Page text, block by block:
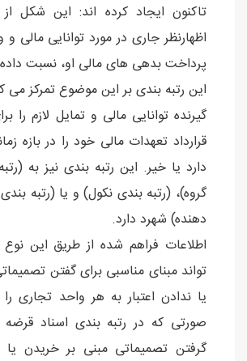
تاکنون ایجاد کرده اند: این شکل
اظهارنظر جاری در مورد توانایی مالی
پرداخت بدهی های مالی او، نسبت
این رتبه بندی بر این موضوع تمرکز می
گیرنده توانایی مالی و تمایل لازم را
قرارداد تعهدات مالی خود را در بازه
دارد یا خیر. این رتبه بندی نیز به
گروه)، (رتبه بندی نکول) و یا (رتبه بندی
دهنده) شهرد دارد.
اطلاعات فراهم شده از طریق این
تواند مبنای مناسبی برای گفتن
یا ندادن اعتبار به هر واحد تجاری
صورتی که در رتبه بندی اسناد قرضه
گرفتن تصمیماتی مبنی بر خریدن یا